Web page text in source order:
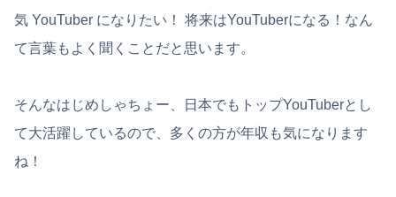
気 YouTuber になりたい！ 将来はYouTuberになる！なん
て言葉もよく聞くことだと思います。
そんなはじめしゃちょー、日本でもトップYouTuberとし
て大活躍しているので、多くの方が年収も気になります
ね！